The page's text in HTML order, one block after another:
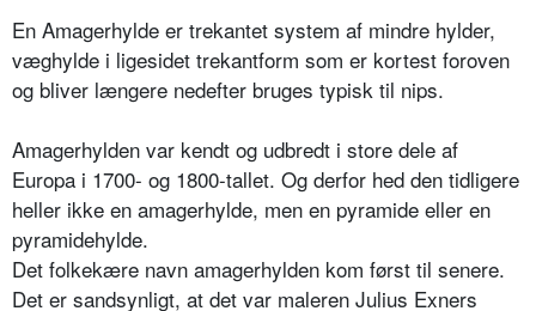
En Amagerhylde er trekantet system af mindre hylder,
væghylde i ligesidet trekantform som er kortest foroven
og bliver længere nedefter bruges typisk til nips.
Amagerhylden var kendt og udbredt i store dele af
Europa i 1700- og 1800-tallet. Og derfor hed den tidligere
heller ikke en amagerhylde, men en pyramide eller en
pyramidehylde.
Det folkekære navn amagerhylden kom først til senere.
Det er sandsynligt, at det var maleren Julius Exners